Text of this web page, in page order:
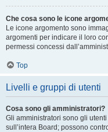
Che cosa sono le icone
Le icone argomento sono
argomenti per indicare il loro
permessi concessi
Top
Livelli e gruppi di utenti
Cosa sono gli amministratori?
Gli amministratori sono gli
sull’intera Board; possono